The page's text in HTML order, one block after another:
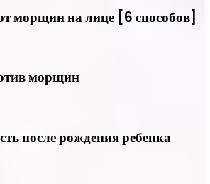
морщин на лице [6 способов]
морщин
после рождения ребенка